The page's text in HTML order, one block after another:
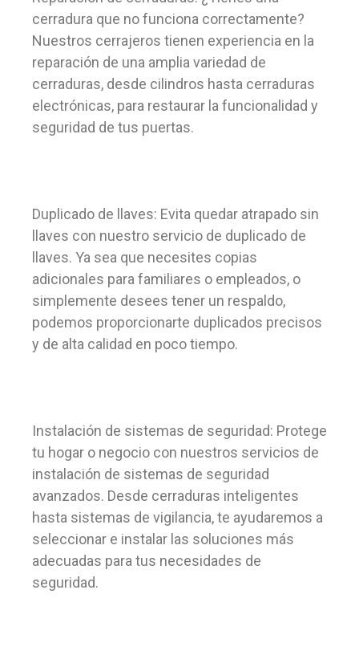
cerradura que no funciona correctamente?
Nuestros cerrajeros tienen experiencia en la
reparación de una amplia variedad de
cerraduras, desde cilindros hasta cerraduras
electrónicas, para restaurar la funcionalidad y
seguridad de tus puertas.
Duplicado de llaves: Evita quedar atrapado sin
llaves con nuestro servicio de duplicado de
llaves. Ya sea que necesites copias
adicionales para familiares o empleados, o
simplemente desees tener un respaldo,
podemos proporcionarte duplicados precisos
y de alta calidad en poco tiempo.
Instalación de sistemas de seguridad: Protege
tu hogar o negocio con nuestros servicios de
instalación de sistemas de seguridad
avanzados. Desde cerraduras inteligentes
hasta sistemas de vigilancia, te ayudaremos a
seleccionar e instalar las soluciones más
adecuadas para tus necesidades de
seguridad.